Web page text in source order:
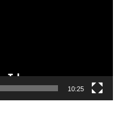
10:25